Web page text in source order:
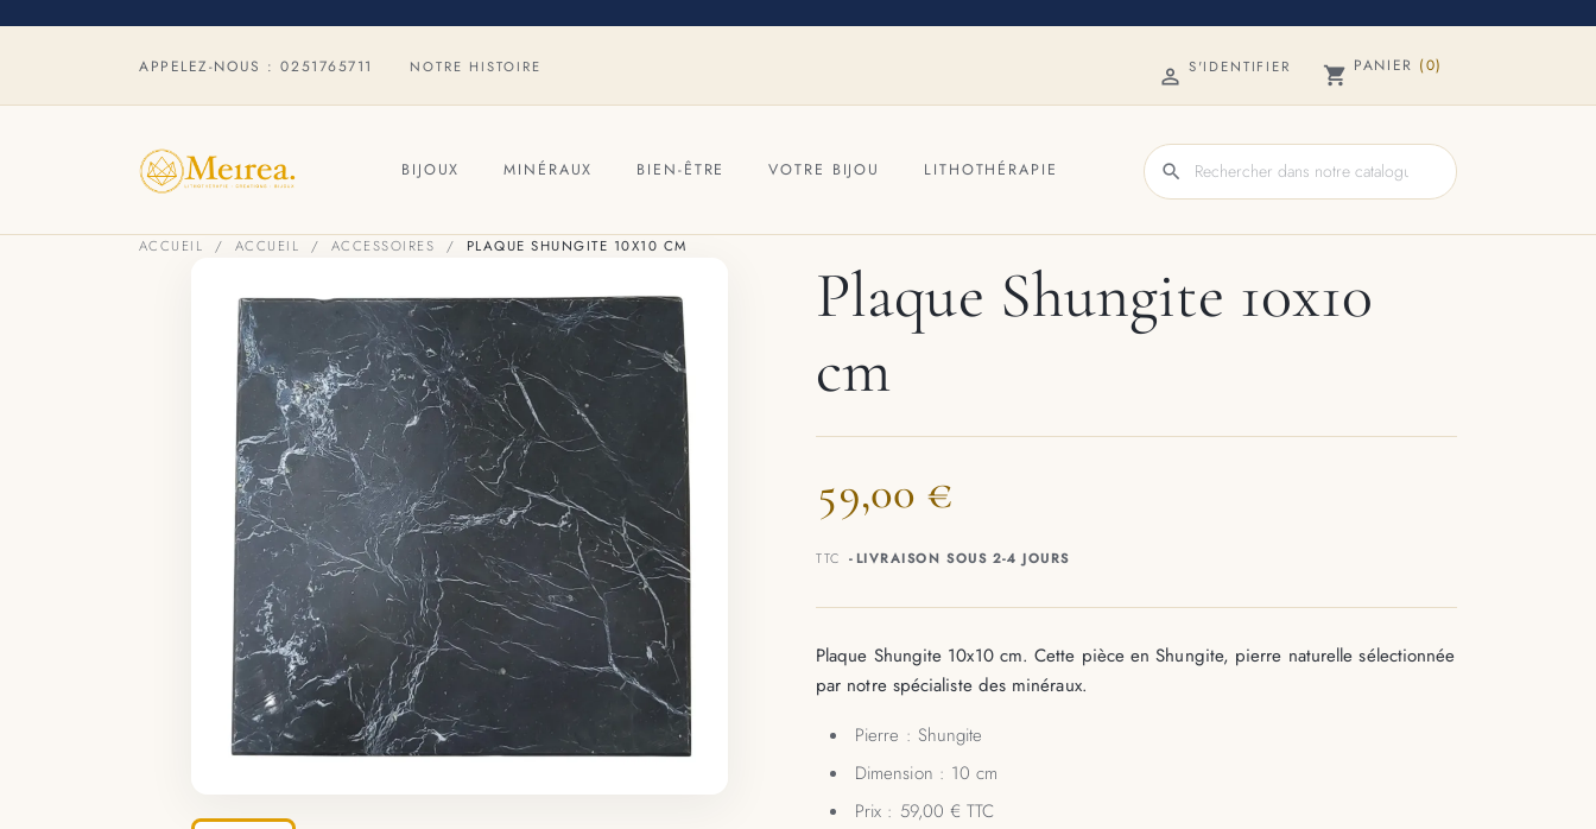
APPELEZ-NOUS :0251765711 NOTRE HISTOIRE  S'IDENTIFIER shopping_cart PANIER (0)
BIJOUX MINÉRAUX BIEN-ÊTRE VOTRE BIJOU LITHOTHÉRAPIE search
ACCUEIL ACCUEIL ACCESSOIRES PLAQUE SHUNGITE 10X10 CM
Plaque Shungite 10x10
cm
59,00 €
TTC LIVRAISON SOUS 2-4 JOURS
Plaque Shungite 10x10 cm. Cette pièce en Shungite, pierre naturelle sélectionnée
par notre spécialiste des minéraux.
Pierre : Shungite
Dimension : 10 cm
Prix : 59,00 € TTC